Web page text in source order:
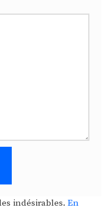
indésirables. En